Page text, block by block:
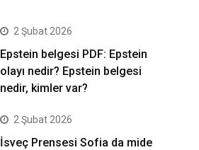
2 Şubat 2026
Epstein belgesi PDF: Epstein
olayı nedir? Epstein belgesi
nedir, kimler var?
2 Şubat 2026
İsveç Prensesi Sofia da mide